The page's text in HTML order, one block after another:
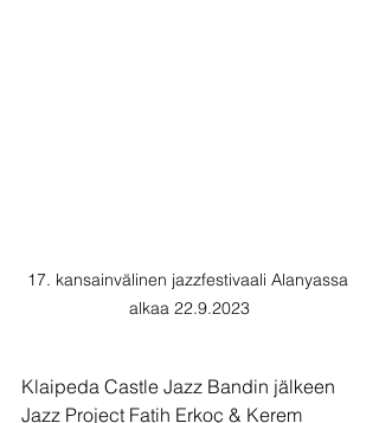
17. kansainvälinen jazzfestivaali Alanyassa
alkaa 22.9.2023
Klaipeda Castle Jazz Bandin jälkeen
Jazz Project Fatih Erkoç & Kerem